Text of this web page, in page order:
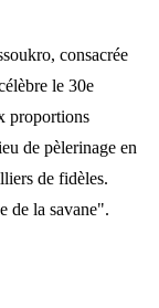
consacrée
le 30e
proportions
de pèlerinage en
de fidèles.
de la savane".